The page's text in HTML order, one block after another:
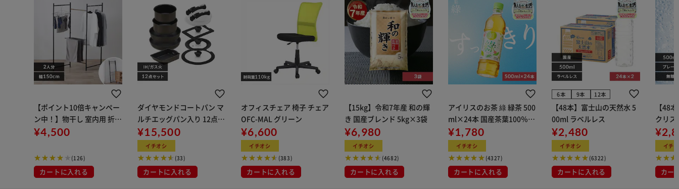
【ポイント10倍キャンペー
ン中！】物干し 室内用 折り
たたみ式 3連 OTM-150R ブ
メ
¥4,500
(126)
カートに入れる
ダイヤモンドコートパン マ
ルチエッグパン入り 12点セ
ット IHガス火対応 MEGI-12
S ブラウンメタリック
¥15,500
イチオシ
(33)
カートに入れる
オフィスチェア 椅子 チェア
OFC-MAL グリーン
¥6,600
イチオシ
(383)
カートに入れる
【15kg】令和7年産 和の輝
き 国産ブレンド 5kg×3袋
¥6,980
イチオシ
(4682)
カートに入れる
アイリスのお茶 綠 緑茶 500
ml×24本 国産茶葉100％使
用
¥1,780
イチオシ
(4327)
カートに入れる
6本 9本 12本
【48本】富士山の天然水 5
00ml ラベルレス
¥2,480
イチオシ
(6322)
カートに入れる
【48
クリス
ン
イチ
カー